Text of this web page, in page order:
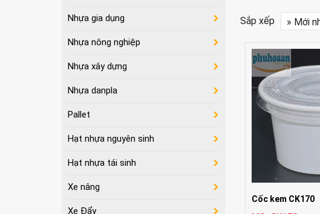
Sắp xếp
Cốc kem CK170
Nhựa gia dụng
Nhựa nông nghiệp
Nhựa xây dựng
Nhựa danpla
Pallet
Hạt nhựa nguyên sinh
Hạt nhựa tái sinh
Xe nâng
Xe Đẩy